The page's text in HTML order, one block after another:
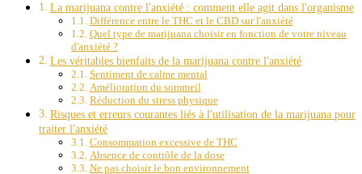
La marijuana contre l'anxiété : comment elle agit dans l'organisme
Différence entre le THC et le CBD sur l'anxiété
Quel type de marijuana choisir en fonction de votre niveau
d'anxiété ?
Les véritables bienfaits de la marijuana contre l'anxiété
Sentiment de calme mental
Amélioration du sommeil
Réduction du stress physique
Risques et erreurs courantes liés à l'utilisation de la marijuana pour
traiter l'anxiété
Consommation excessive de THC
Absence de contrôle de la dose
Ne pas choisir le bon environnement